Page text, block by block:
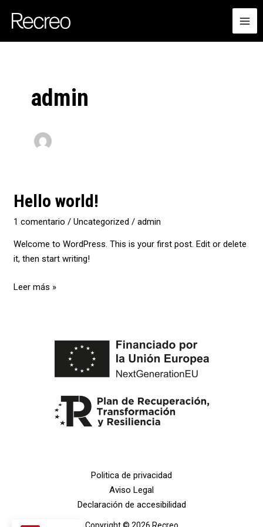
admin
Hello world!
1 comentario /Uncategorized /admin
Welcome to WordPress. This is your first post. Edit or delete
it, then start writing!
Hello
world!
Leer más »
Politica de privacidad
Aviso Legal
Declaración de accesibilidad
Copyright © 2026 Recreo